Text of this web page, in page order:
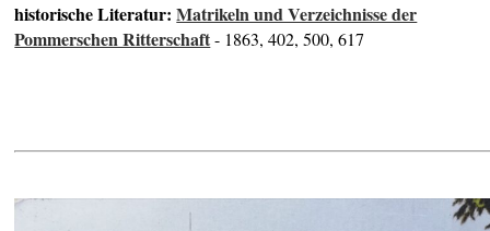
historische Literatur:Matrikeln und Verzeichnisse der
Pommerschen Ritterschaft- 1863, 402, 500, 617